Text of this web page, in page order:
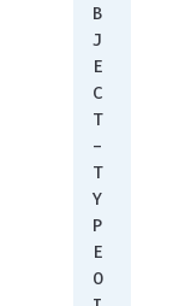
B
J
E
C
T
-
T
Y
P
E
O